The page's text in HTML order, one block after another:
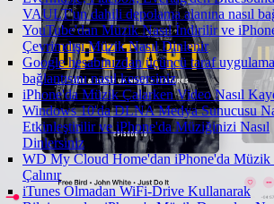
VAULT'un dahili depolama alanına nasıl
YouTube'dan Müzik Nasıl İndirilir ve
Çevrimdışı Müzik Nasıl Dinlenir
Google hesabınızdan üçüncü taraf
bağlantısını nasıl kesersiniz
iPhone'da Müzik Çalarken Video Nasıl
Windows 10'da DLNA Medya Sunucusu
Etkinleştirilir ve iPhone'da Müziğinizi Nasıl
Dinlersiniz
WD My Cloud Home'dan iPhone'da Müzik
Çalınır
iTunes Olmadan WiFi-Drive Kullanarak